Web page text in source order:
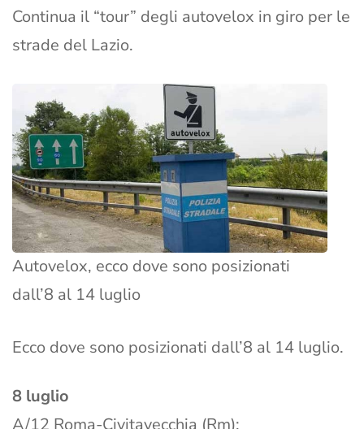
Continua il “tour” degli autovelox in giro per le
strade del Lazio.
Autovelox, ecco dove sono posizionati
dall’8 al 14 luglio
Ecco dove sono posizionati dall’8 al 14 luglio.
8 luglio